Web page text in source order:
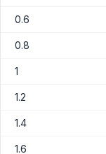
0.6
0.8
1
1.2
1.4
1.6